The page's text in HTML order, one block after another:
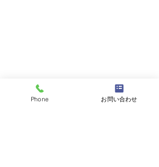
Phone お問い合わせ